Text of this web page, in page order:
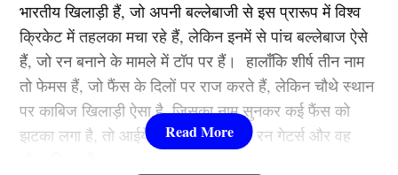
भारतीय खिलाड़ी हैं, जो अपनी बल्लेबाजी से इस प्रारूप में विश्व
क्रिकेट में तहलका मचा रहे हैं, लेकिन इनमें से पांच बल्लेबाज ऐसे
हैं, जो रन बनाने के मामले में टॉप पर हैं। हालाँकि शीर्ष तीन नाम
तो फेमस हैं, जो फैंस के दिलों पर राज करते हैं, लेकिन चौथे स्थान
पर काबिज खिलाड़ी ऐसा है, जिसका नाम सुनकर कई फैंस को
झटका लगा है, तो आईये जानते हैं कौन हैं 5 रन गेटर्स और वह